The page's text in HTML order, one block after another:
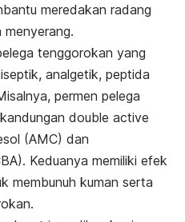
meredakan radang
tenggorokan yang
analgetik, peptida
permen pelega
double active
(AMC) dan
Keduanya memiliki efek
membunuh kuman serta
.